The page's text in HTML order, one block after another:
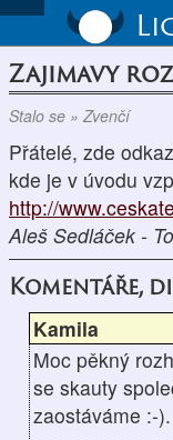
Zajimavy
Stalo se » Zvenčí
Přátelé, zde
kde je v úvodu
http://
Aleš Sedláček -
Komentáře,
Kamila
Moc pěkný
se skauty
zaostáváme :-).